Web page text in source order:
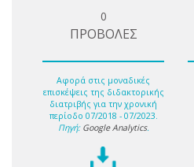
0
ΠΡΟΒΟΛΕΣ
Αφορά στις μοναδικές
επισκέψεις της διδακτορικής
διατριβής για την χρονική
περίοδο 07/2018 - 07/2023.
Πηγή: Google Analytics.